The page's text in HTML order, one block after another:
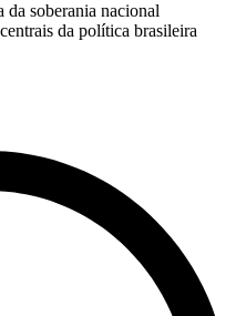
da soberania nacional
da política brasileira